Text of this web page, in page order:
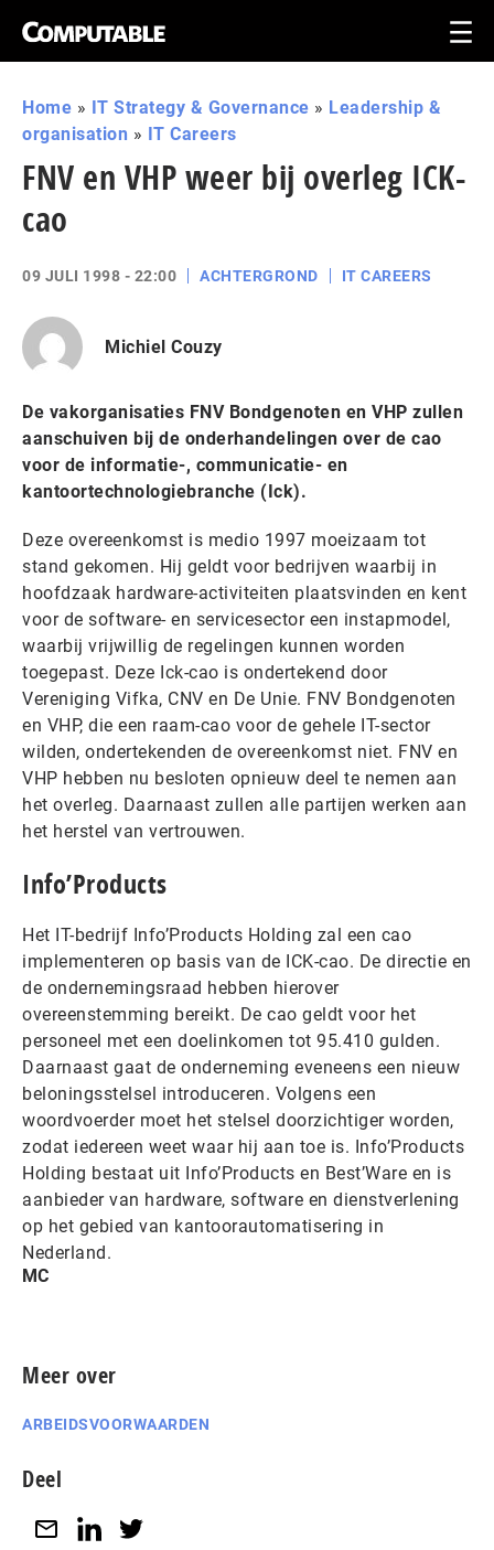
Home » IT Strategy & Governance » Leadership &
organisation » IT Careers
FNV en VHP weer bij overleg ICK-
cao
09 JULI 1998 - 22:00 ACHTERGROND IT CAREERS
Michiel Couzy
De vakorganisaties FNV Bondgenoten en VHP zullen
aanschuiven bij de onderhandelingen over de cao
voor de informatie-, communicatie- en
kantoortechnologiebranche (Ick).
Deze overeenkomst is medio 1997 moeizaam tot
stand gekomen. Hij geldt voor bedrijven waarbij in
hoofdzaak hardware-activiteiten plaatsvinden en kent
voor de software- en servicesector een instapmodel,
waarbij vrijwillig de regelingen kunnen worden
toegepast. Deze Ick-cao is ondertekend door
Vereniging Vifka, CNV en De Unie. FNV Bondgenoten
en VHP, die een raam-cao voor de gehele IT-sector
wilden, ondertekenden de overeenkomst niet. FNV en
VHP hebben nu besloten opnieuw deel te nemen aan
het overleg. Daarnaast zullen alle partijen werken aan
het herstel van vertrouwen.
Info’Products
Het IT-bedrijf Info’Products Holding zal een cao
implementeren op basis van de ICK-cao. De directie en
de ondernemingsraad hebben hierover
overeenstemming bereikt. De cao geldt voor het
personeel met een doelinkomen tot 95.410 gulden.
Daarnaast gaat de onderneming eveneens een nieuw
beloningsstelsel introduceren. Volgens een
woordvoerder moet het stelsel doorzichtiger worden,
zodat iedereen weet waar hij aan toe is. Info’Products
Holding bestaat uit Info’Products en Best’Ware en is
aanbieder van hardware, software en dienstverlening
op het gebied van kantoorautomatisering in
Nederland.
MC
Meer over
ARBEIDSVOORWAARDEN
Deel